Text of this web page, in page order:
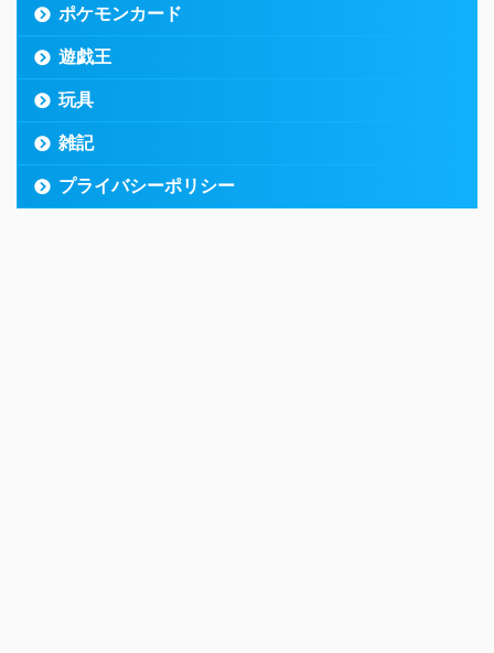
ポケモンカード
遊戯王
玩具
雑記
プライバシーポリシー